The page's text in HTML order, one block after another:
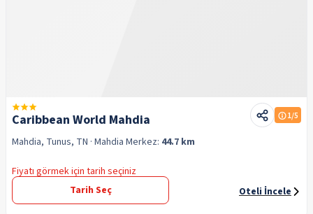
Caribbean World Mahdia 1/5
Mahdia, Tunus, TN · Mahdia Merkez: 44.7 km
Fiyatı görmek için tarih seçiniz
Tarih Seç
Oteli İncele